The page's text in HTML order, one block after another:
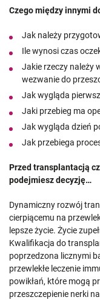
Czego między innymi
Jak należy
Ile wynosi czas
Jakie rzeczy należy
wezwanie do
Jak wygląda
Jaki przebieg ma
Jak wygląda dzień
Jak przebiega
Przed transplantacją
podejmiesz decyzję…
Dynamiczny rozwój
cierpiącemu na
lepsze życie. Życie
Kwalifikacja do
poprzedzona licznymi
przewlekłe leczenie
powikłań, które mogą
przeszczepienie nerki